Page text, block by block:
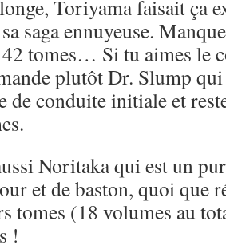
Toriyama faisait ça
saga ennuyeuse.
tomes… Si tu aimes le
plutôt Dr. Slump qui
de conduite initiale et
Noritaka qui est un
et de baston, quoi que
tomes (18 volumes au
!